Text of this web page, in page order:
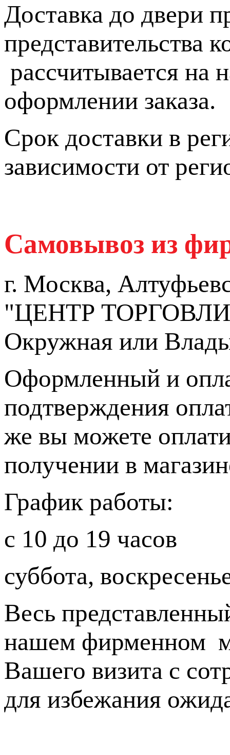
Доставка до двери
представительства
рассчитывается на
оформлении заказа.
Срок доставки в
зависимости от
Самовывоз из
г. Москва,
"ЦЕНТР ТОРГОВЛИ",
Окружная или
Оформленный и
подтверждения
же вы можете
получении в
График работы:
с 10 до 19 часов
суббота,
Весь
нашем фирменном
Вашего визита с
для избежания